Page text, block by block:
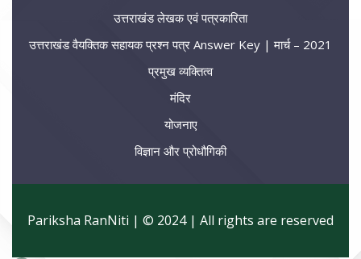
उत्तराखंड लेखक एवं पत्रकारिता
उत्तराखंड वैयक्तिक सहायक प्रश्न पत्र Answer Key | मार्च – 2021
प्रमुख व्यक्तित्व
मंदिर
योजनाए
विज्ञान और प्रोधौगिकी
Pariksha RanNiti | © 2024 | All rights are reserved